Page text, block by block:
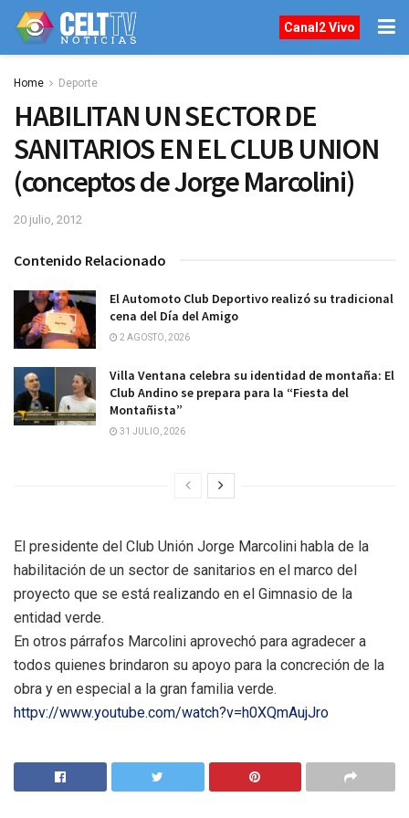
Canal2 Vivo
Home Deporte
HABILITAN UN SECTOR DE
SANITARIOS EN EL CLUB UNION
(conceptos de Jorge Marcolini)
20 julio, 2012
Contenido Relacionado
El Automoto Club Deportivo realizó su tradicional
cena del Día del Amigo
2 AGOSTO, 2026
Villa Ventana celebra su identidad de montaña: El
Club Andino se prepara para la “Fiesta del
Montañista”
31 JULIO, 2026
El presidente del Club Unión Jorge Marcolini habla de la
habilitación de un sector de sanitarios en el marco del
proyecto que se está realizando en el Gimnasio de la
entidad verde.
En otros párrafos Marcolini aprovechó para agradecer a
todos quienes brindaron su apoyo para la concreción de la
obra y en especial a la gran familia verde.
httpv://www.youtube.com/watch?v=h0XQmAujJro